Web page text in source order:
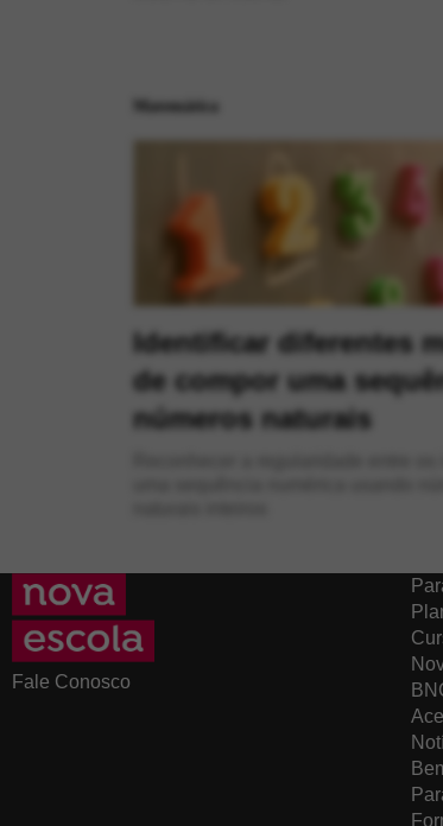
Matemática
Identificar diferentes
de compor uma
números naturais
Fale Conosco